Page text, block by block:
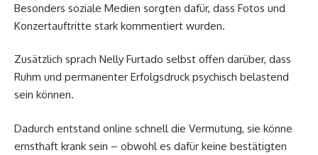
Besonders soziale Medien sorgten dafür, dass Fotos und
Konzertauftritte stark kommentiert wurden.
Zusätzlich sprach Nelly Furtado selbst offen darüber, dass
Ruhm und permanenter Erfolgsdruck psychisch belastend
sein können.
Dadurch entstand online schnell die Vermutung, sie könne
ernsthaft krank sein – obwohl es dafür keine bestätigten